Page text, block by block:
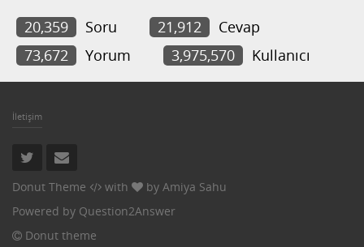
20,359 Soru 21,912
Cevap
73,672
Yorum 3,975,570 Kullanıcı
İletişim
Donut Theme with by Amiya Sahu
Powered by Question2Answer
Donut theme